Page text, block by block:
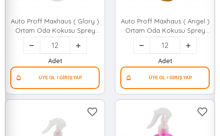
Auto Proff Maxhaus ( Glory )
Ortam Oda Kokusu Sprey
400ml ( Plastik Şişe )*12=k
Adet
Auto Proff Maxhaus ( Angel )
Ortam Oda Kokusu Sprey
400ml ( Plastik Şişe )*12=k
Adet